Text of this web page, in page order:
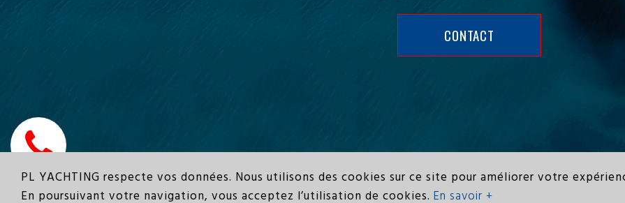
CONTACT
© 2021 © PL YACHTING -Mentions-Réalisation agence web IODEFX création de site web sur-mesure dans le Finistère
PL YACHTING respecte vos données. Nous utilisons des cookies sur ce site pour améliorer votre
En poursuivant votre navigation, vous acceptez l’utilisation de cookies. En savoir +